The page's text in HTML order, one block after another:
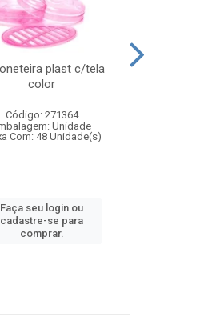
plast c/tela
color
Código: 271364
Unidade
Com: 48 Unidade(s)
Faça seu login ou
cadastre-se para
comprar.